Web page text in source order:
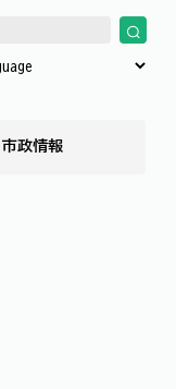
市政情報